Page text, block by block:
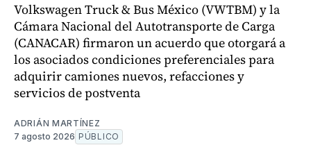
Volkswagen Truck & Bus México (VWTBM) y la
Cámara Nacional del Autotransporte de Carga
(CANACAR) firmaron un acuerdo que otorgará a
los asociados condiciones preferenciales para
adquirir camiones nuevos, refacciones y
servicios de postventa
ADRIÁN MARTÍNEZ
7 agosto 2026 PÚBLICO